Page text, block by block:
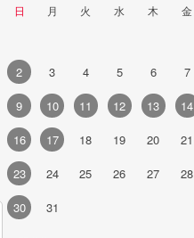
日 月 火 水 木 金
2
3 4 5 6 7
9
10 11 12 13 14
16
17 18 19 20 21
23
24 25 26 27 28
30
31